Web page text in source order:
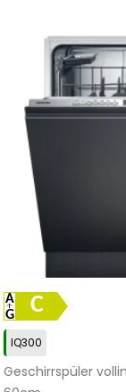
C
IQ300
Geschirrspüler